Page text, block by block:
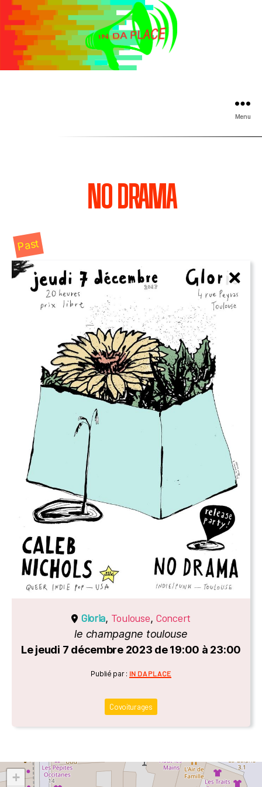
Menu
NO DRAMA
Past
Gloria, Toulouse, Concert
le champagne toulouse
Le jeudi 7 décembre 2023 de 19:00 à 23:00
Catégories
Publié par : IN DA PLACE
Covoiturages
+